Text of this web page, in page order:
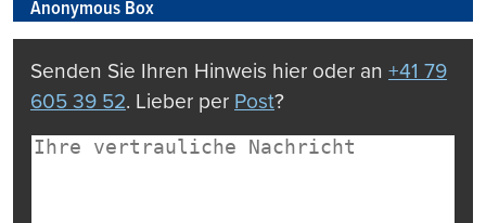
Anonymous Box
Senden Sie Ihren Hinweis hier oder an +41 79
605 39 52. Lieber per Post?